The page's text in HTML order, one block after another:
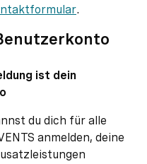
.
ist dein
du dich für alle
anmelden, deine